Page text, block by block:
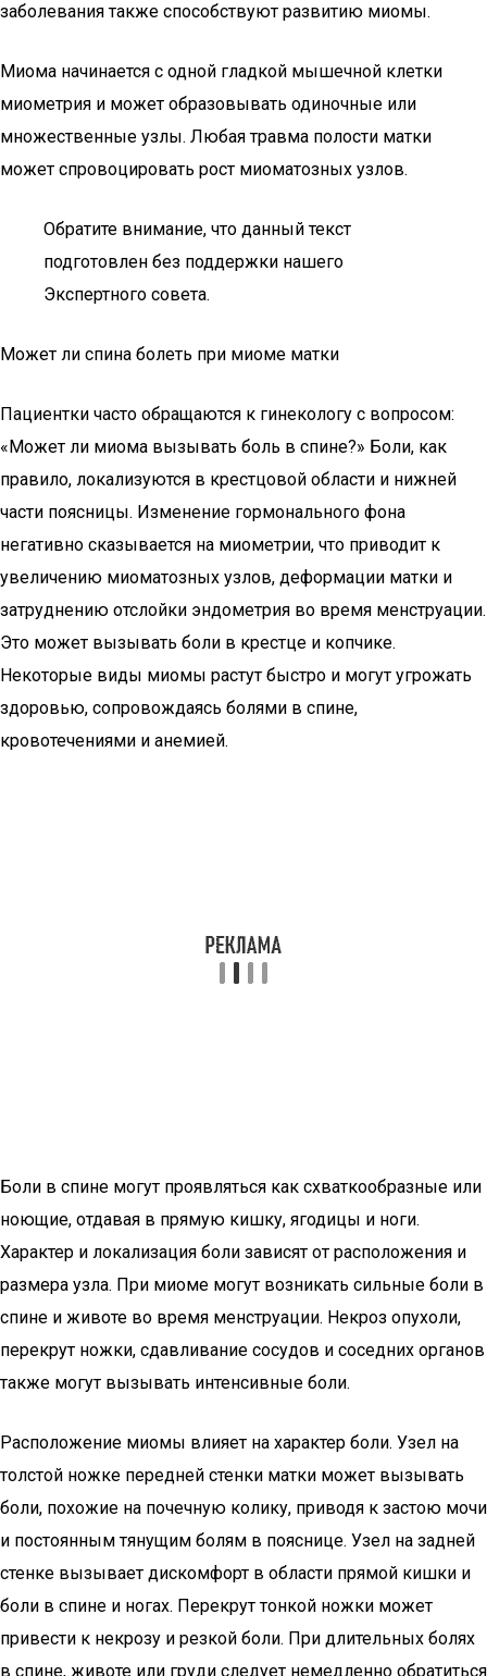
заболевания также способствуют развитию миомы.
Миома начинается с одной гладкой мышечной клетки
миометрия и может образовывать одиночные или
множественные узлы. Любая травма полости матки
может спровоцировать рост миоматозных узлов.
Обратите внимание, что данный текст
подготовлен без поддержки нашего
Экспертного совета.
Может ли спина болеть при миоме матки
Пациентки часто обращаются к гинекологу с вопросом:
«Может ли миома вызывать боль в спине?» Боли, как
правило, локализуются в крестцовой области и нижней
части поясницы. Изменение гормонального фона
негативно сказывается на миометрии, что приводит к
увеличению миоматозных узлов, деформации матки и
затруднению отслойки эндометрия во время менструации.
Это может вызывать боли в крестце и копчике.
Некоторые виды миомы растут быстро и могут угрожать
здоровью, сопровождаясь болями в спине,
кровотечениями и анемией.
Боли в спине могут проявляться как схваткообразные или
ноющие, отдавая в прямую кишку, ягодицы и ноги.
Характер и локализация боли зависят от расположения и
размера узла. При миоме могут возникать сильные боли в
спине и животе во время менструации. Некроз опухоли,
перекрут ножки, сдавливание сосудов и соседних органов
также могут вызывать интенсивные боли.
Расположение миомы влияет на характер боли. Узел на
толстой ножке передней стенки матки может вызывать
боли, похожие на почечную колику, приводя к застою мочи
и постоянным тянущим болям в пояснице. Узел на задней
стенке вызывает дискомфорт в области прямой кишки и
боли в спине и ногах. Перекрут тонкой ножки может
привести к некрозу и резкой боли. При длительных болях
в спине, животе или груди следует немедленно обратиться